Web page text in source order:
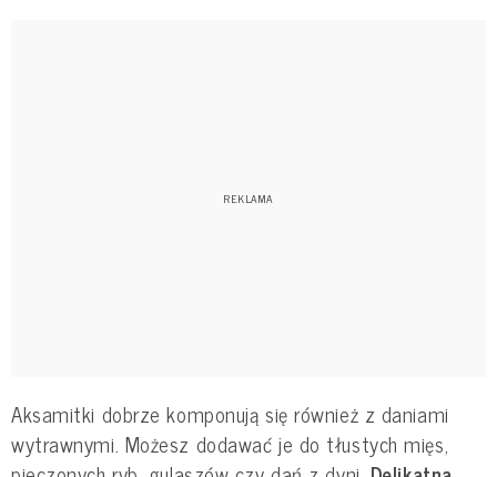
Aksamitki dobrze komponują się również z daniami
wytrawnymi. Możesz dodawać je do tłustych mięs,